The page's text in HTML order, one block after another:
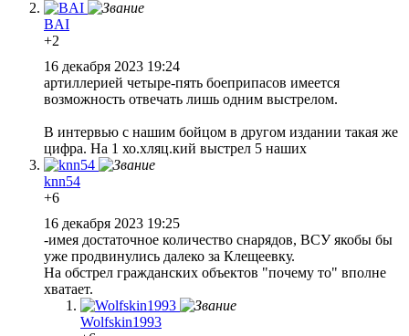
BAI
+2
16 декабря 2023 19:24
артиллерией четыре-пять боеприпасов имеется
возможность отвечать лишь одним выстрелом.
В интервью с нашим бойцом в другом издании такая же
цифра. На 1 хо.хляц.кий выстрел 5 наших
knn54
+6
16 декабря 2023 19:25
-имея достаточное количество снарядов, ВСУ якобы бы
уже продвинулись далеко за Клещеевку.
На обстрел гражданских объектов "почему то" вполне
хватает.
Wolfskin1993